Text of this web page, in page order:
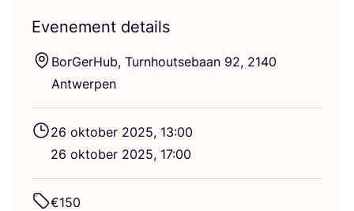
Evenement details
Bor­Ger­Hub, Turn­hout­se­baan 92, 2140
Antwerpen
26 okto­ber 2025, 13:00
26 okto­ber 2025, 17:00
€150